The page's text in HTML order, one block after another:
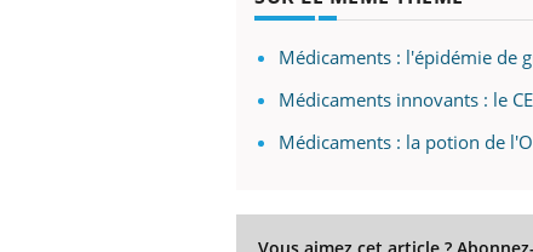
Médicaments : l'épidémie de
Médicaments innovants : le
Médicaments : la potion de